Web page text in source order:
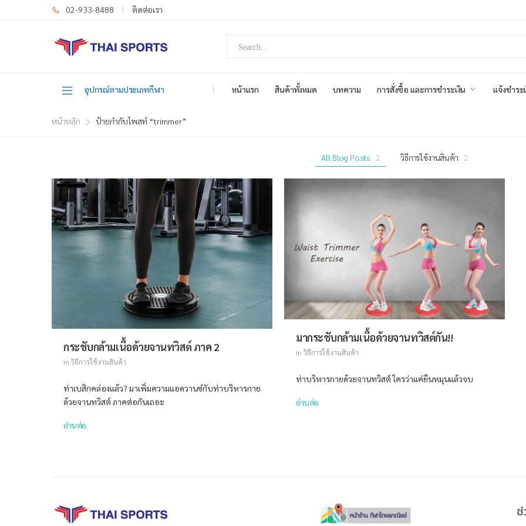
02-933-8488 ติดต่อเรา
อุปกรณ์ตามประเภทกีฬา หน้าแรก สินค้าทั้งหมด บทความ การสั่งซื้อ และการชำระเงิน แจ้งชำระ
หน้าหลัก ป้ายกำกับโพสท์ “trimmer”
All Blog Posts 2 วิธีการใช้งานสินค้า 2
กระชับกล้ามเนื้อด้วยจานทวิสต์ ภาค 2
in วิธีการใช้งานสินค้า
ท่าเบสิกคล่องแล้ว? มาเพิ่มความแอดวานซ์กับท่าบริหารกาย
ด้วยจานทวิสต์ ภาคต่อกันเถอะ
อ่านต่อ
มากระชับกล้ามเนื้อด้วยจานทวิสต์กัน!!
in วิธีการใช้งานสินค้า
ท่าบริหารกายด้วยจานทวิสต์ ใครว่าแค่ยืนหมุนแล้วจบ
อ่านต่อ
ช่